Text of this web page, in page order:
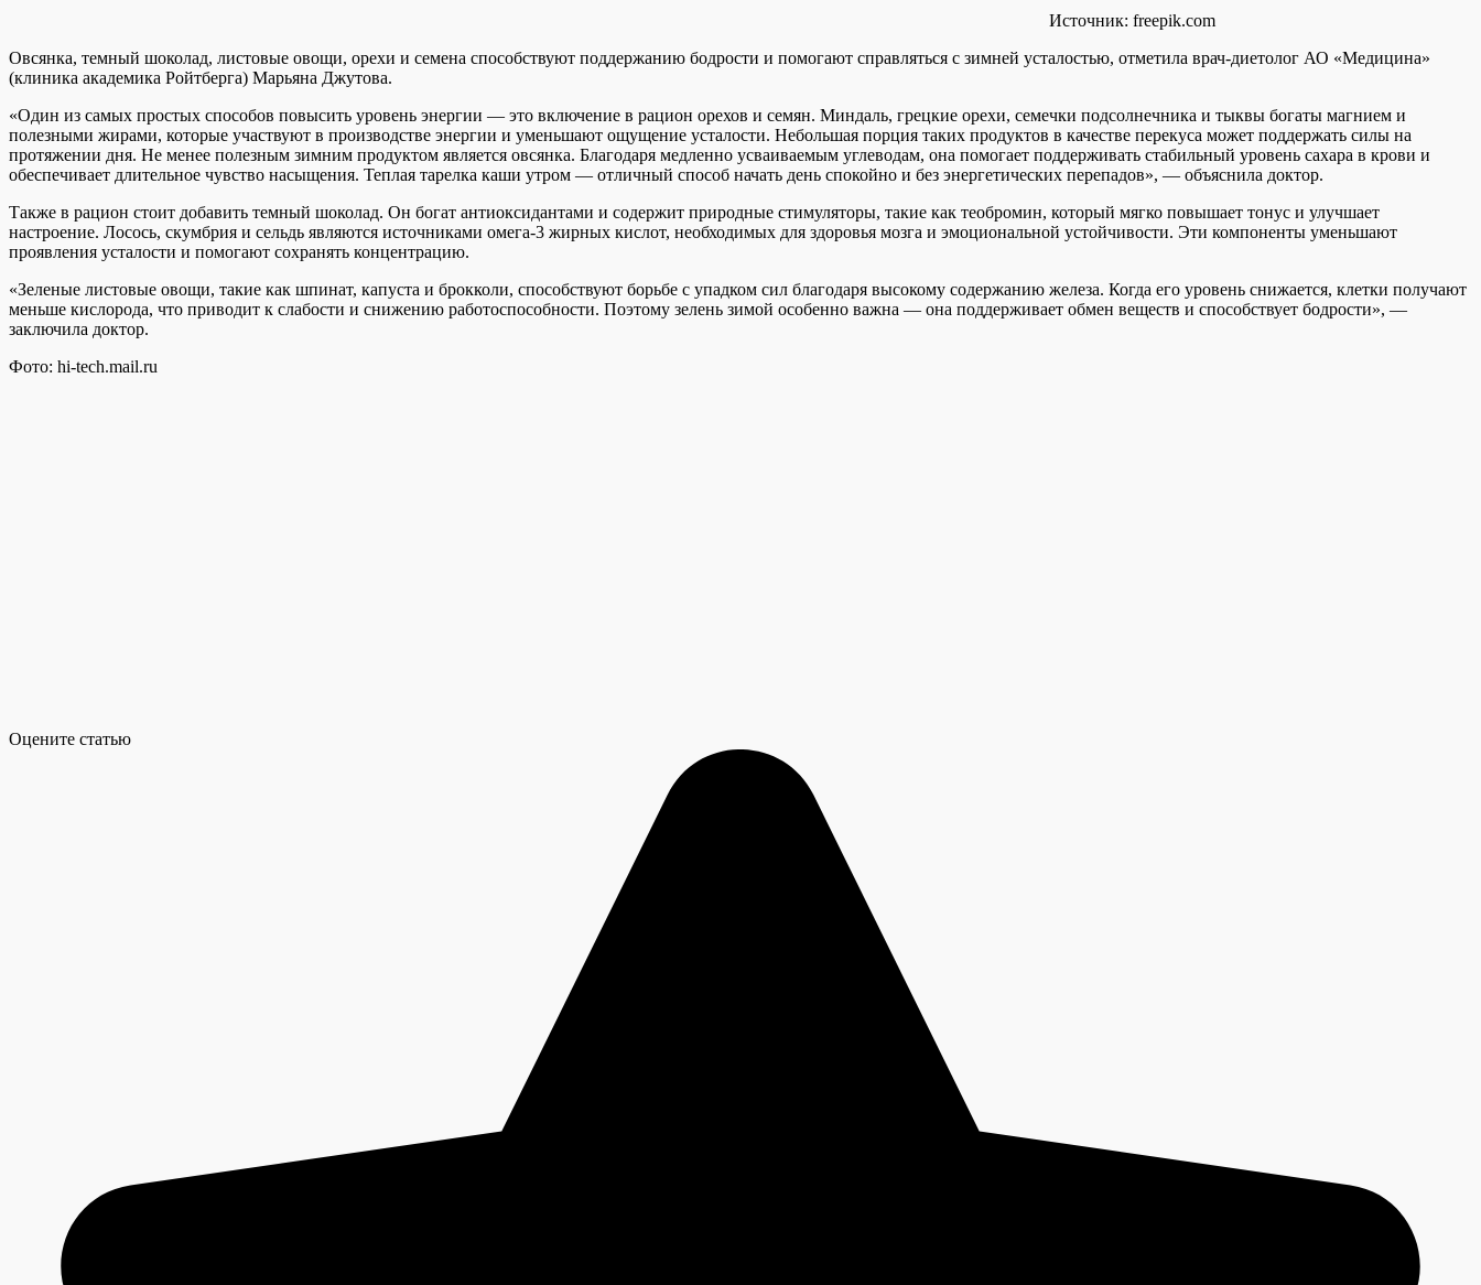
Источник: freepik.com
Овсянка, темный шоколад, листовые овощи, орехи и семена способствуют поддержанию бодрости и помогают справляться с зимней усталостью, отметила врач-диетолог АО «Медицина»
(клиника академика Ройтберга) Марьяна Джутова.
«Один из самых простых способов повысить уровень энергии — это включение в рацион орехов и семян. Миндаль, грецкие орехи, семечки подсолнечника и тыквы богаты магнием и
полезными жирами, которые участвуют в производстве энергии и уменьшают ощущение усталости. Небольшая порция таких продуктов в качестве перекуса может поддержать силы на
протяжении дня. Не менее полезным зимним продуктом является овсянка. Благодаря медленно усваиваемым углеводам, она помогает поддерживать стабильный уровень сахара в крови и
обеспечивает длительное чувство насыщения. Теплая тарелка каши утром — отличный способ начать день спокойно и без энергетических перепадов», — объяснила доктор.
Также в рацион стоит добавить темный шоколад. Он богат антиоксидантами и содержит природные стимуляторы, такие как теобромин, который мягко повышает тонус и улучшает
настроение. Лосось, скумбрия и сельдь являются источниками омега-3 жирных кислот, необходимых для здоровья мозга и эмоциональной устойчивости. Эти компоненты уменьшают
проявления усталости и помогают сохранять концентрацию.
«Зеленые листовые овощи, такие как шпинат, капуста и брокколи, способствуют борьбе с упадком сил благодаря высокому содержанию железа. Когда его уровень снижается, клетки получают
меньше кислорода, что приводит к слабости и снижению работоспособности. Поэтому зелень зимой особенно важна — она поддерживает обмен веществ и способствует бодрости», —
заключила доктор.
Фото: hi-tech.mail.ru
Оцените статью